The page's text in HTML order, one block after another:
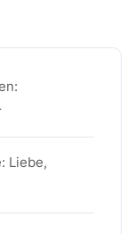
Liebe,